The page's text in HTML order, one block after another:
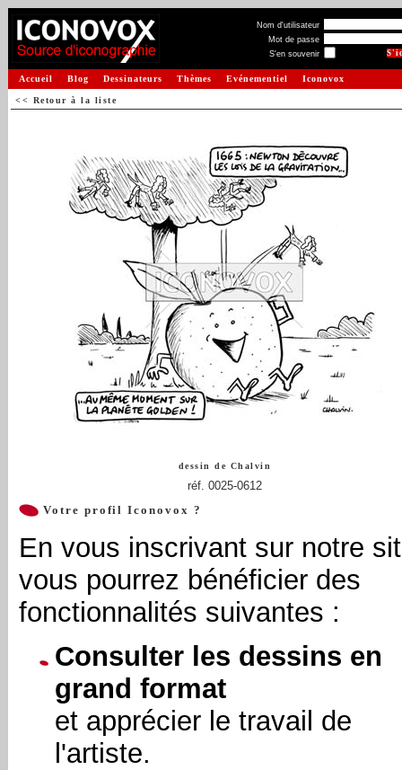
Nom d'utilisateur
Mot de passe
S'en souvenir
Accueil Blog Dessinateurs Thèmes Evénementiel Iconovox
<< Retour à la liste
dessin de Chalvin
réf. 0025-0612
Votre profil Iconovox ?
En vous inscrivant sur notre
vous pourrez bénéficier des
fonctionnalités suivantes :
Consulter les dessins en
grand format
et apprécier le travail de
l'artiste.